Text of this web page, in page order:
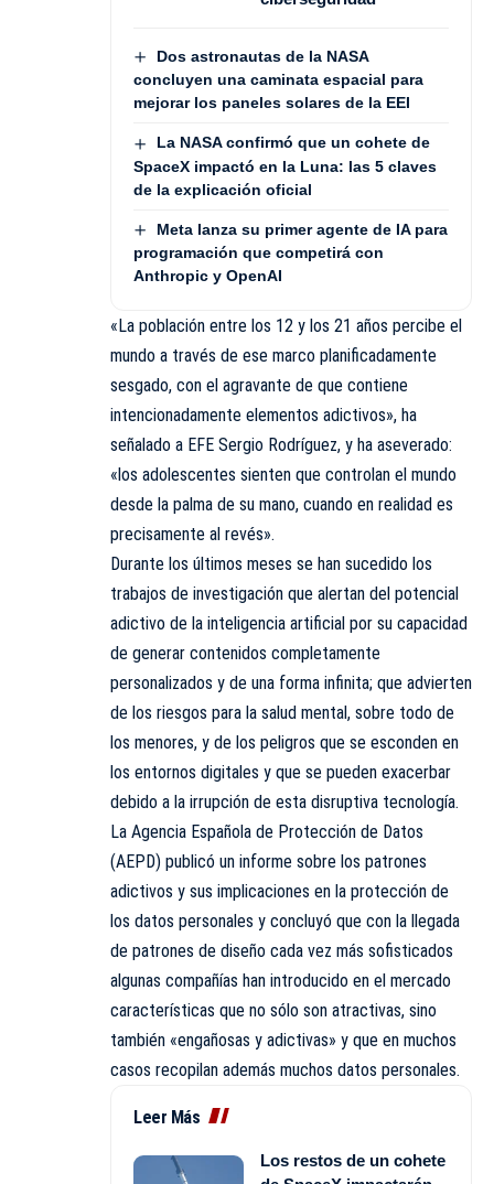
Dos astronautas de la NASA
concluyen una caminata espacial para
mejorar los paneles solares de la EEI
La NASA confirmó que un cohete de
SpaceX impactó en la Luna: las 5 claves
de la explicación oficial
Meta lanza su primer agente de IA para
programación que competirá con
Anthropic y OpenAI
«La población entre los 12 y los 21 años percibe el
mundo a través de ese marco planificadamente
sesgado, con el agravante de que contiene
intencionadamente elementos adictivos», ha
señalado a EFE Sergio Rodríguez, y ha aseverado:
«los adolescentes sienten que controlan el mundo
desde la palma de su mano, cuando en realidad es
precisamente al revés».
Durante los últimos meses se han sucedido los
trabajos de investigación que alertan del potencial
adictivo de la inteligencia artificial por su capacidad
de generar contenidos completamente
personalizados y de una forma infinita; que advierten
de los riesgos para la salud mental, sobre todo de
los menores, y de los peligros que se esconden en
los entornos digitales y que se pueden exacerbar
debido a la irrupción de esta disruptiva tecnología.
La Agencia Española de Protección de Datos
(AEPD) publicó un informe sobre los patrones
adictivos y sus implicaciones en la protección de
los datos personales y concluyó que con la llegada
de patrones de diseño cada vez más sofisticados
algunas compañías han introducido en el mercado
características que no sólo son atractivas, sino
también «engañosas y adictivas» y que en muchos
casos recopilan además muchos datos personales.
Leer Más
Los restos de un cohete